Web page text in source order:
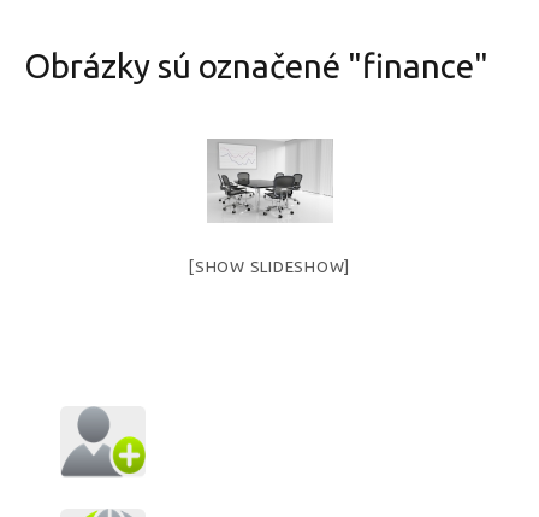
Obrázky sú označené "finance"
[SHOW SLIDESHOW]